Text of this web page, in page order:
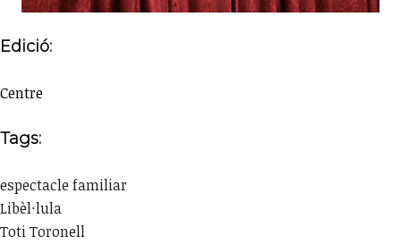
Edició:
Centre
Tags:
espectacle familiar
Libèl·lula
Toti Toronell